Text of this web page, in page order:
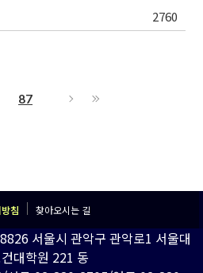
2760
87
침 찾아오시는 길
서울시 관악구 관악로1 서울대
대학원 221 동